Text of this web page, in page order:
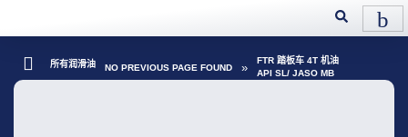
所有润滑油 NO PREVIOUS PAGE FOUND »
FTR 踏板车 4T 机油
API SL/ JASO MB